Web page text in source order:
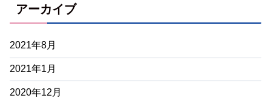
アーカイブ
2021年8月
2021年1月
2020年12月